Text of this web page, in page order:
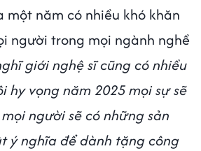
một năm có nhiều khó khăn
người trong mọi ngành nghề
giới nghệ sĩ cũng có nhiều
hy vọng năm 2025 mọi sự sẽ
người sẽ có những sản
ý nghĩa để dành tặng công